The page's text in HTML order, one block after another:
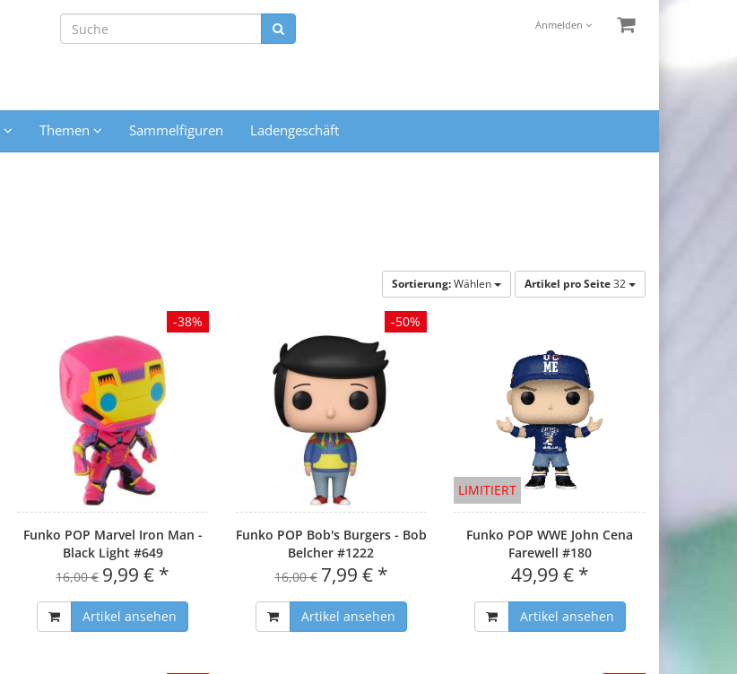
Anmelden
Themen Sammelfiguren Ladengeschäft
Sortierung:Wählen Artikel pro Seite32
Funko POP Marvel Iron Man -
Black Light #649
16,00 € 9,99 € *
Artikel ansehen
-38%
Funko POP Bob's Burgers - Bob
Belcher #1222
16,00 € 7,99 € *
Artikel ansehen
-50%
LIMITIERT
Funko POP WWE John Cena
Farewell #180
49,99 € *
Artikel ansehen